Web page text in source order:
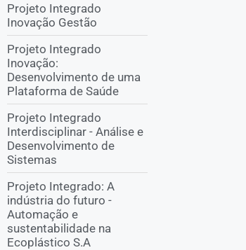
Projeto Integrado
Inovação Gestão
Projeto Integrado
Inovação:
Desenvolvimento de uma
Plataforma de Saúde
Projeto Integrado
Interdisciplinar - Análise e
Desenvolvimento de
Sistemas
Projeto Integrado: A
indústria do futuro -
Automação e
sustentabilidade na
Ecoplástico S.A